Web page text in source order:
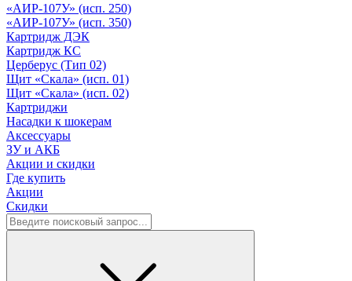
«АИР-107У» (исп. 250)
«АИР-107У» (исп. 350)
Картридж ДЭК
Картридж КС
Церберус (Тип 02)
Щит «Скала» (исп. 01)
Щит «Скала» (исп. 02)
Картриджи
Насадки к шокерам
Аксессуары
ЗУ и АКБ
Акции и скидки
Где купить
Акции
Скидки